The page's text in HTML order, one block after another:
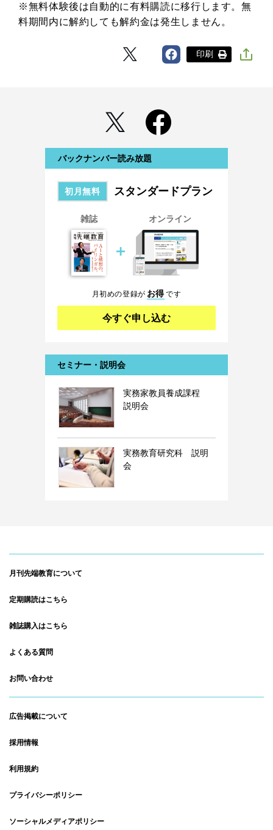
※無料体験後は自動的に有料購読に移行します。無
料期間内に解約しても解約金は発生しません。
印刷
バックナンバー読み放題
初月無料 スタンダードプラン
雑誌
＋
オンライン
月初めの登録が お得です
今すぐ申し込む
セミナー・説明会
実務家教員養成課程
説明会
実務教育研究科 説明
会
月刊先端教育について
定期購読はこちら
雑誌購入はこちら
よくある質問
お問い合わせ
広告掲載について
採用情報
利用規約
プライバシーポリシー
ソーシャルメディアポリシー